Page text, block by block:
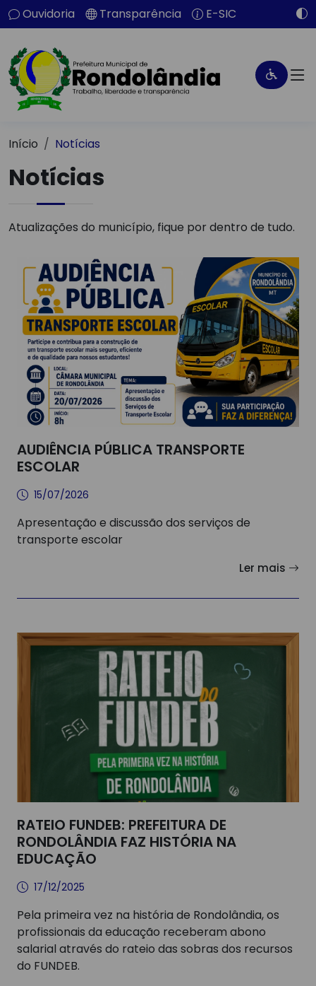
Ouvidoria Transparência E-SIC
Início Notícias
Notícias
Atualizações do município, fique por dentro de tudo.
AUDIÊNCIA PÚBLICA TRANSPORTE
ESCOLAR
15/07/2026
Apresentação e discussão dos serviços de
transporte escolar
Ler mais
RATEIO FUNDEB: PREFEITURA DE
RONDOLÂNDIA FAZ HISTÓRIA NA
EDUCAÇÃO
17/12/2025
Pela primeira vez na história de Rondolândia, os
profissionais da educação receberam abono
salarial através do rateio das sobras dos recursos
do FUNDEB.